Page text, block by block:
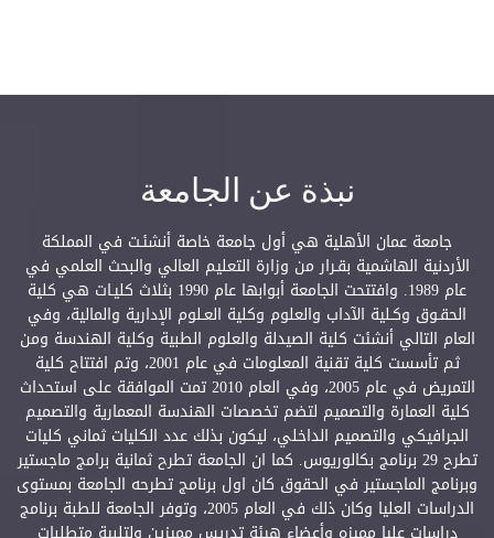
نبذة عن الجامعة
جامعة عمان الأهلية هي أول جامعة خاصة أنشئـت في المملكة
الأردنية الهاشمية بقـرار من وزارة التعليم العالي والبحث العلمي في
عام 1989. وافتتحت الجامعة أبوابها عام 1990 بثلاث كليـات هي كلية
الحقـوق وكـلية الآداب والعلوم وكلية العـلوم الإدارية والمالية، وفي
العام التالي أنشئت كلية الصيدلة والعلوم الطبية وكلية الهندسة ومن
ثم تأسست كلية تقنية المعلومات في عام 2001، وتم افتتاح كلية
التمريض في عام 2005، وفي العام 2010 تمت الموافقة على استحداث
كلية العمارة والتصميم لتضم تخصصات الهندسة المعمارية والتصميم
الجرافيكي والتصميم الداخلي، ليكون بذلك عدد الكليات ثماني كليات
تطرح 29 برنامج بكالوريوس. كما ان الجامعة تطرح ثمانية برامج ماجستير
وبرنامج الماجستير في الحقوق كان اول برنامج تطرحه الجامعة بمستوى
الدراسات العليا وكان ذلك في العام 2005، وتوفر الجامعة للطبة برنامج